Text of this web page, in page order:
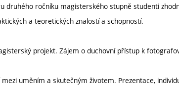
druhého ročníku magisterského stupně studenti
a teoretických znalostí a schopností.
projekt. Zájem o duchovní přístup k
uměním a skutečným životem. Prezentace,